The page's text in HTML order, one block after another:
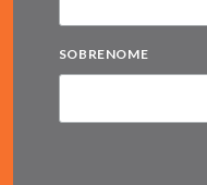
SOBRENOME